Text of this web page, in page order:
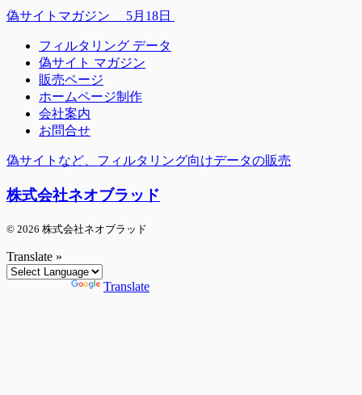
偽サイトマガジン 5月18日
フィルタリング データ
偽サイト マガジン
販売ページ
ホームページ制作
会社案内
お問合せ
偽サイトなど、フィルタリング向けデータの販売
株式会社ネオブラッド
© 2026 株式会社ネオブラッド
Translate »
Translate